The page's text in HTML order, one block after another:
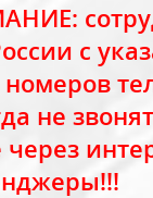
с
номеров
не
через